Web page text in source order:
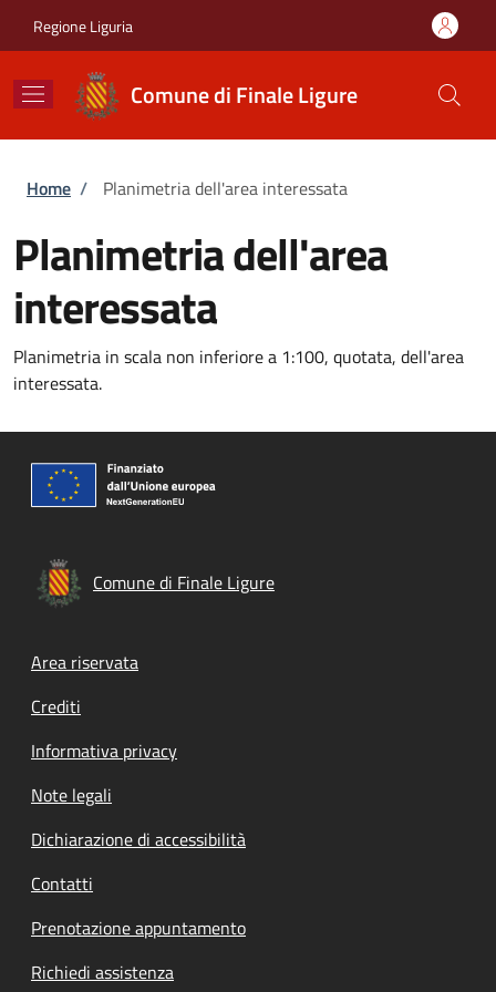
Regione Liguria
Comune di Finale Ligure
Briciole di pane
Home / Planimetria dell'area interessata
Planimetria dell'area
interessata
Planimetria in scala non inferiore a 1:100, quotata, dell'area
interessata.
Comune di Finale Ligure
Footer menu
Area riservata
Crediti
Informativa privacy
Note legali
Dichiarazione di accessibilità
Contatti
Prenotazione appuntamento
Richiedi assistenza